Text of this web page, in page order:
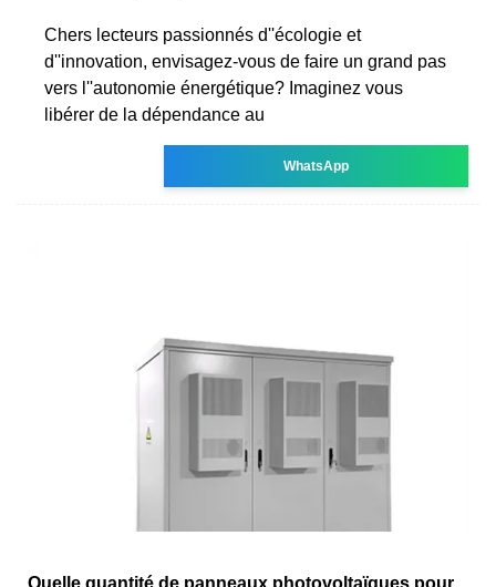
Chers lecteurs passionnés d''écologie et
d''innovation, envisagez-vous de faire un grand pas
vers l''autonomie énergétique? Imaginez vous
libérer de la dépendance au
WhatsApp
Quelle quantité de panneaux photovoltaïques pour